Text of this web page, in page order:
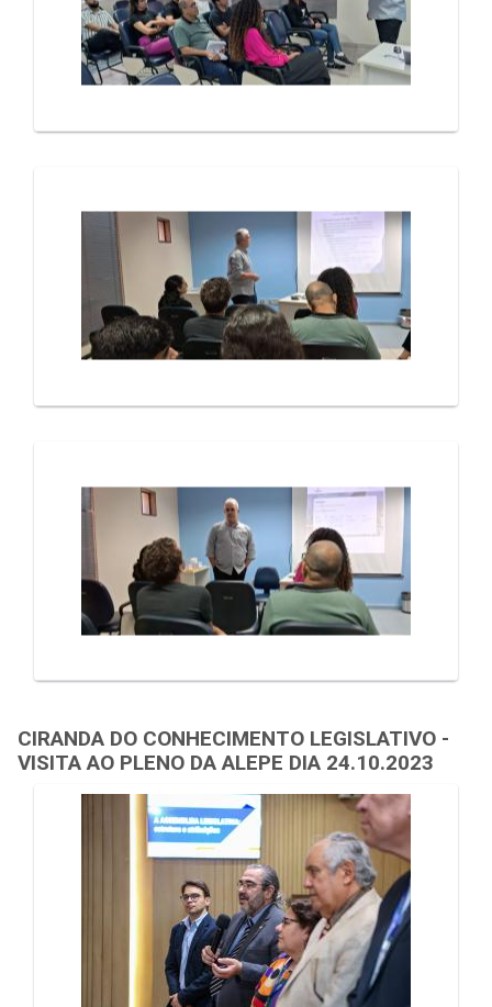
CIRANDA DO CONHECIMENTO LEGISLATIVO -
VISITA AO PLENO DA ALEPE DIA 24.10.2023
Galeria de Mídias